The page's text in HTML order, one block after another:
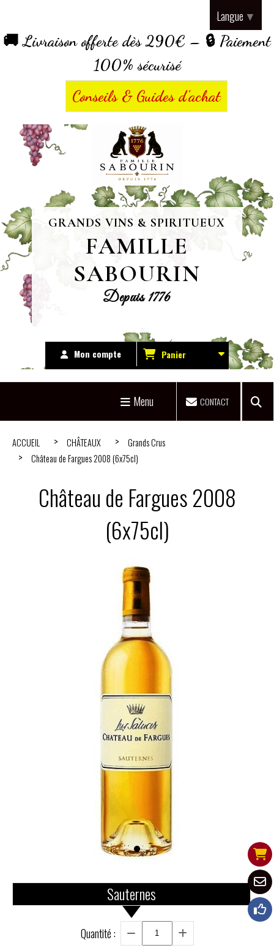
🚚 Livraison offerte dès 290€ – 🔒 Paiement
100% sécurisé
Conseils & Guides d’achat
GRANDS VINS & SPIRITUEUX
FAMILLE
SABOURIN
Depuis 1776
Mon compte Panier
Menu CONTACT
ACCUEIL CHÂTEAUX
Grands Crus
Château de Fargues 2008 (6x75cl)
Château de Fargues 2008
(6x75cl)
Sauternes
Quantité :
Langue ▼